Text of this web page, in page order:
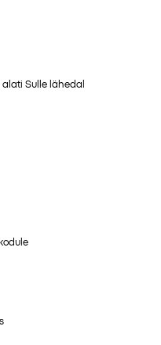
alati Sulle lähedal